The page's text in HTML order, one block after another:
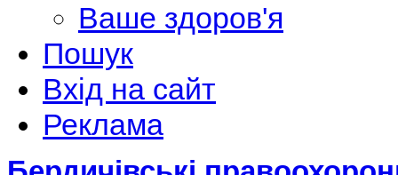
Ваше здоров'я
Пошук
Вхід на сайт
Реклама